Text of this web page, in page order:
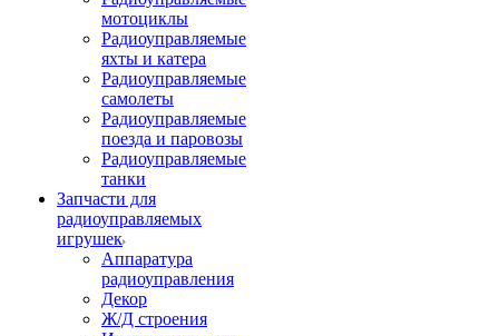
мотоциклы
Радиоуправляемые
яхты и катера
Радиоуправляемые
самолеты
Радиоуправляемые
поезда и паровозы
Радиоуправляемые
танки
Запчасти для
радиоуправляемых
игрушек
Аппаратура
радиоуправления
Декор
Ж/Д строения